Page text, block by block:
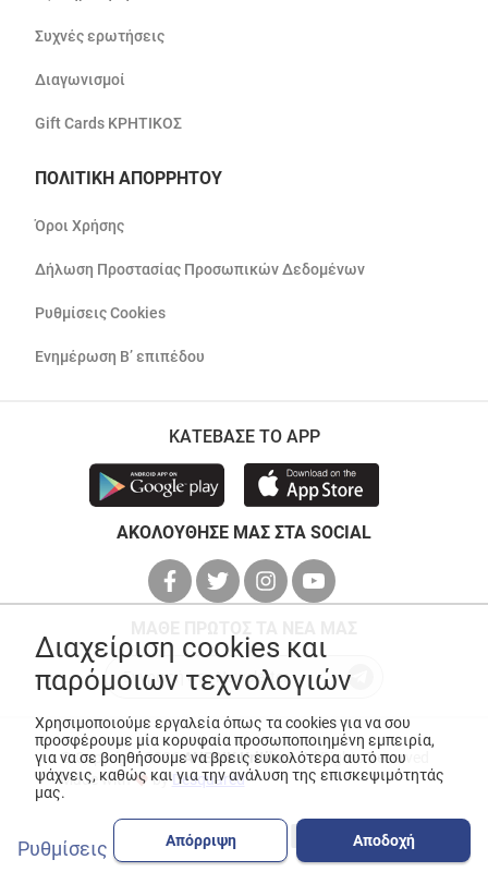
Συχνές ερωτήσεις
Διαγωνισμοί
Gift Cards ΚΡΗΤΙΚΟΣ
ΠΟΛΙΤΙΚΗ ΑΠΟΡΡΗΤΟΥ
Όροι Χρήσης
Δήλωση Προστασίας Προσωπικών Δεδομένων
Ρυθμίσεις Cookies
Ενημέρωση Β’ επιπέδου
ΚΑΤΕΒΑΣΕ ΤΟ APP
ΑΚΟΛΟΥΘΗΣΕ ΜΑΣ ΣΤΑ SOCIAL
© Copyright 2026ANEDIK Kritikos. All Rights Reserved
Made with
byDesquared
Διαχείριση cookies και
παρόμοιων τεχνολογιών
Χρησιμοποιούμε εργαλεία όπως τα cookies για να σου
προσφέρουμε μία κορυφαία προσωποποιημένη εμπειρία,
για να σε βοηθήσουμε να βρεις ευκολότερα αυτό που
ψάχνεις, καθώς και για την ανάλυση της επισκεψιμότητάς
μας.
Ρυθμίσεις Απόρριψη Αποδοχή